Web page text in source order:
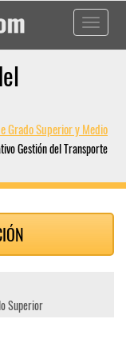
Toggle
Grado Superior y Medio
Gestión del Transporte
Superior